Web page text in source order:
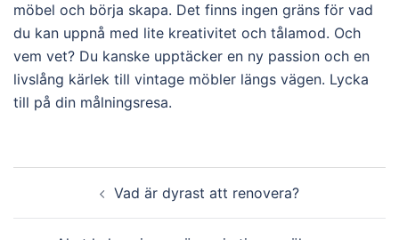
möbel och börja skapa. Det finns ingen gräns för vad
du kan uppnå med lite kreativitet och tålamod. Och
vem vet? Du kanske upptäcker en ny passion och en
livslång kärlek till vintage möbler längs vägen. Lycka
till på din målningsresa.
navigationVad är dyrast att renovera?